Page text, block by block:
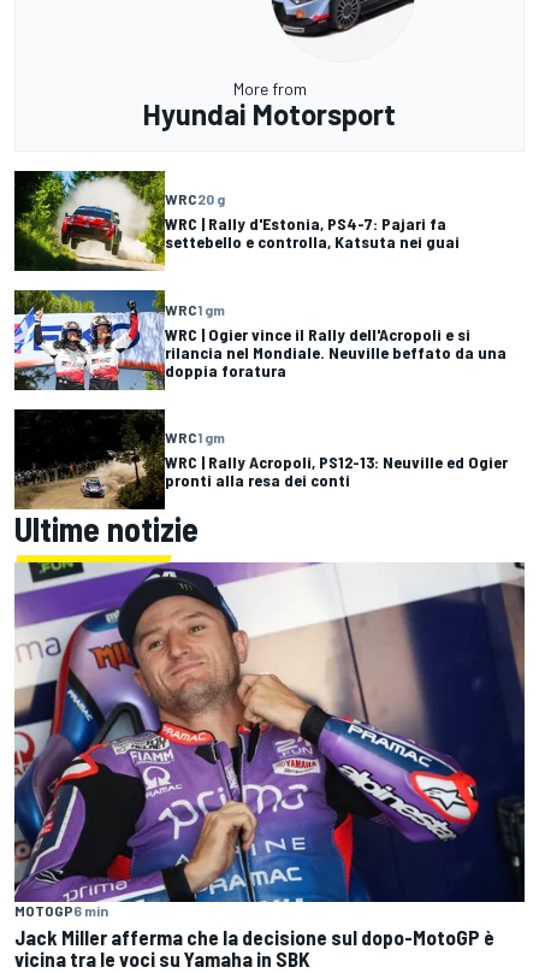
More from
Hyundai Motorsport
WRC20 g
WRC | Rally d'Estonia, PS4-7: Pajari fa
settebello e controlla, Katsuta nei guai
WRC1 gm
WRC | Ogier vince il Rally dell'Acropoli e si
rilancia nel Mondiale. Neuville beffato da una
doppia foratura
WRC1 gm
WRC | Rally Acropoli, PS12-13: Neuville ed Ogier
pronti alla resa dei conti
Ultime notizie
MOTOGP6 min
Jack Miller afferma che la decisione sul dopo-MotoGP è
vicina tra le voci su Yamaha in SBK